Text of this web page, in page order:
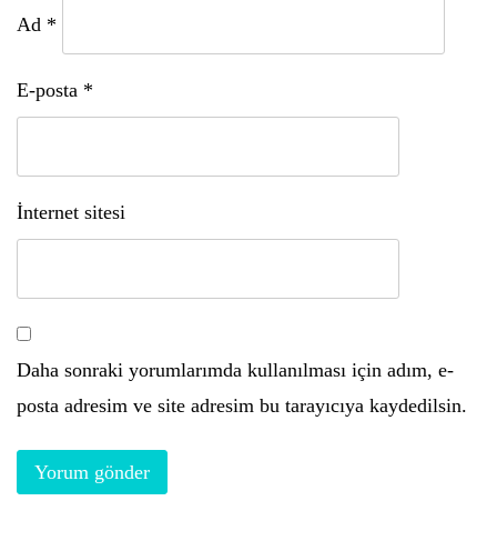
Ad *
E-posta *
İnternet sitesi
Daha sonraki yorumlarımda kullanılması için adım, e-
posta adresim ve site adresim bu tarayıcıya kaydedilsin.